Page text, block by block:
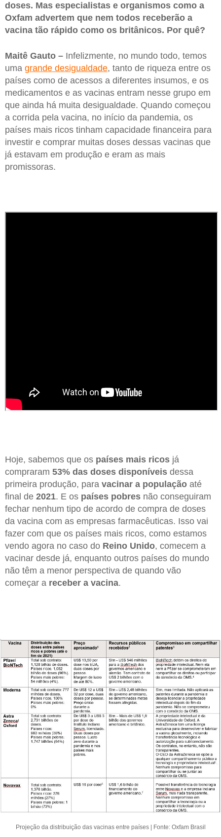
doses. Mas especialistas e organismos como a
Oxfam advertem que nem todos receberão a
vacina tão rápido como os britânicos. Por quê?
Maitê Gauto – Infelizmente, no mundo todo, temos
uma grande desigualdade, tanto de riqueza entre os
países como de acessos a diferentes insumos, e os
medicamentos e as vacinas entram nesse grupo em
que ainda há muita desigualdade. Quando começou
a corrida pela vacina, no início da pandemia, os
países mais ricos tinham capacidade financeira para
investir e comprar muitas doses dessas vacinas que
já estavam em produção e eram as mais
promissoras.
Hoje, sabemos que os países mais ricos já
compraram 53% das doses disponíveis dessa
primeira produção, para vacinar a população até
final de 2021. E os países pobres não conseguiram
fechar nenhum tipo de acordo de compra de doses
da vacina com as empresas farmacêuticas. Isso vai
fazer com que os países mais ricos, como estamos
vendo agora no caso do Reino Unido, comecem a
vacinar desde já, enquanto outros países do mundo
não têm a menor perspectiva de quando vão
começar a receber a vacina.
Projeção da distribuição das vacinas entre países | Fonte: Oxfam Brasil